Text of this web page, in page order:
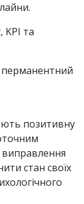
KPI та
перманентний
позитивну
стан своїх